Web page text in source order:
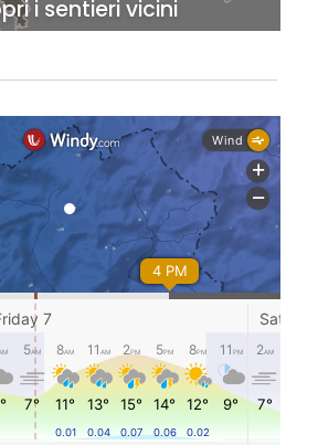
i sentieri vicini